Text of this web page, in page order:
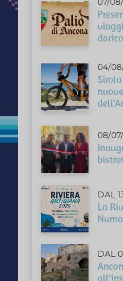
dorico
04/
08/
DAL
La
DAL